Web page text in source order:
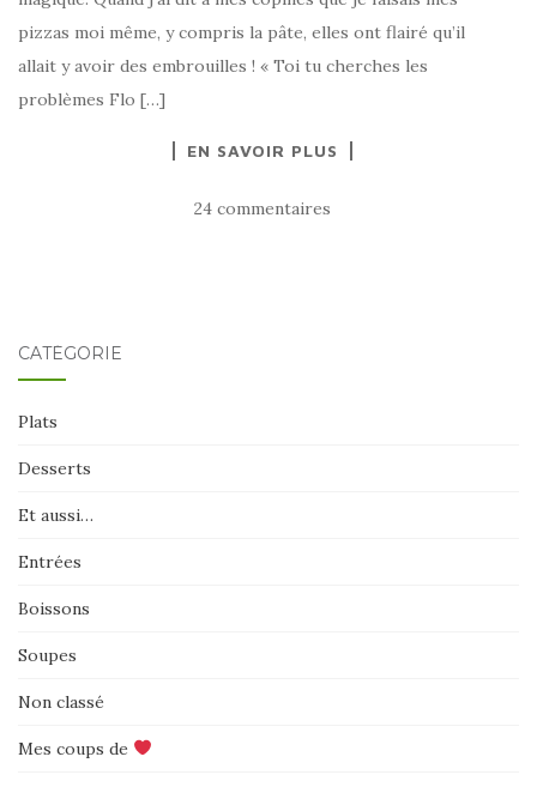
pizzas moi même, y compris la pâte, elles ont flairé qu’il
allait y avoir des embrouilles ! « Toi tu cherches les
problèmes Flo […]
EN SAVOIR PLUS
24 commentaires
CATÉGORIE
Plats
Desserts
Et aussi…
Entrées
Boissons
Soupes
Non classé
Mes coups de